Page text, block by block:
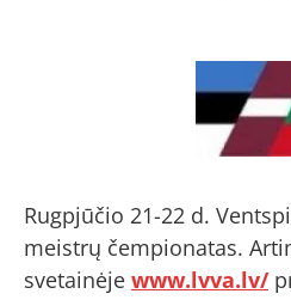
Rugpjūčio 21-22 d.
meistrų čempionatas.
svetainėje www.lvva.lv/